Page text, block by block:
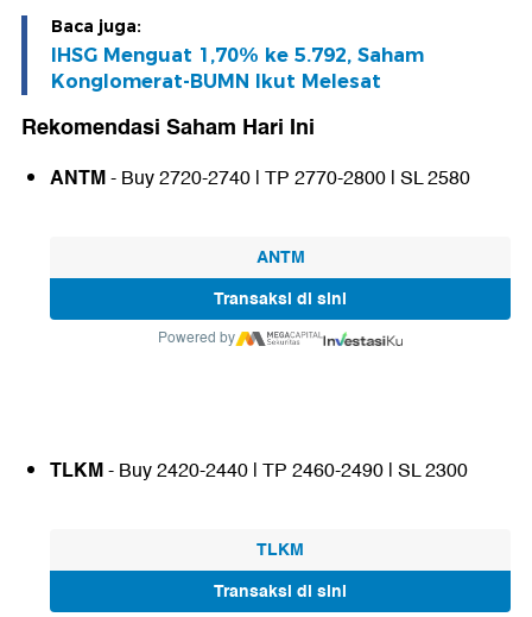
Baca juga:
IHSG Menguat 1,70% ke 5.792, Saham
Konglomerat-BUMN Ikut Melesat
Rekomendasi Saham Hari Ini
ANTM- Buy 2720-2740 | TP 2770-2800 | SL 2580
ANTM
Transaksi di sini
Powered by
TLKM- Buy 2420-2440 | TP 2460-2490 | SL 2300
TLKM
Transaksi di sini